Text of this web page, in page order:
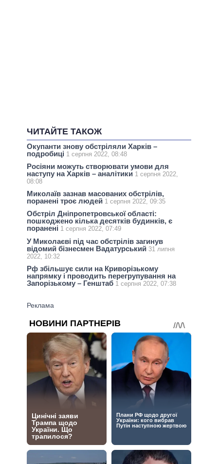
ЧИТАЙТЕ ТАКОЖ
Окупанти знову обстріляли Харків –
подробиці 1 серпня 2022, 08:48
Росіяни можуть створювати умови для
наступу на Харків – аналітики 1 серпня 2022,
08:08
Миколаїв зазнав масованих обстрілів,
поранені троє людей 1 серпня 2022, 09:35
Обстріл Дніпропетровської області:
пошкоджено кілька десятків будинків, є
поранені 1 серпня 2022, 07:49
У Миколаєві під час обстрілів загинув
відомий бізнесмен Вадатурський 31 липня
2022, 10:32
Рф збільшує сили на Криворізькому
напрямку і проводить перегрупування на
Запорізькому – Генштаб 1 серпня 2022, 07:38